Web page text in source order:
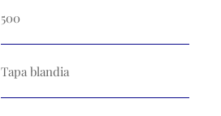
500
Tapa blandia